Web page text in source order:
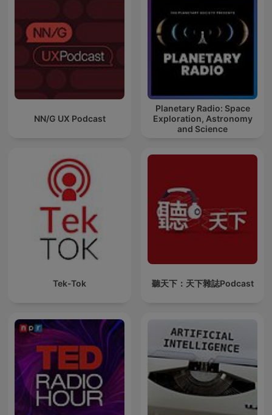
NN/G UX Podcast
Planetary Radio: Space
Exploration, Astronomy
and Science
Tek-Tok 聽天下：天下雜誌Podcast